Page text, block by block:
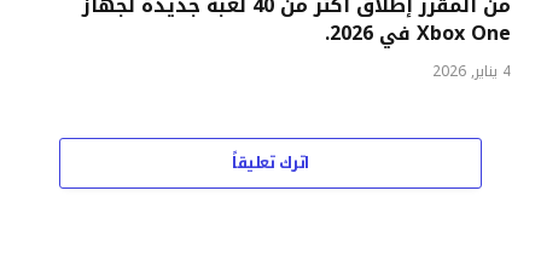
Xbox One في 2026.
4 يناير, 2026
اترك تعليقاً